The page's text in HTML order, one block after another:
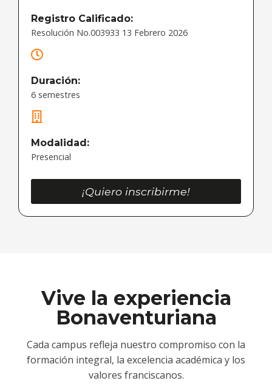
Registro Calificado:
Resolución No.003933 13 Febrero 2026
Duración:
6 semestres
Modalidad:
Presencial
¡Quiero inscribirme!
Vive la experiencia
Bonaventuriana
Cada campus refleja nuestro compromiso con la
formación integral, la excelencia académica y los
valores franciscanos.